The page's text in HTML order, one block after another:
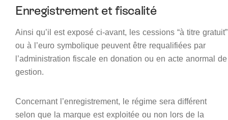
Enregistrement et fiscalité
Ainsi qu’il est exposé ci-avant, les cessions “à titre gratuit”
ou à l’euro symbolique peuvent être requalifiées par
l’administration fiscale en donation ou en acte anormal de
gestion.
Concernant l’enregistrement, le régime sera différent
selon que la marque est exploitée ou non lors de la